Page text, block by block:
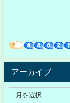
アーカイブ